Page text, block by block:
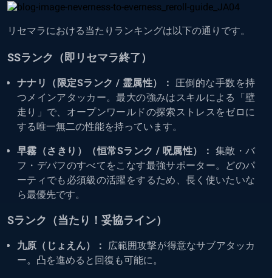
リセマラにおける当たりランキングは以下の通りです。
SSランク（即リセマラ終了）
ナナリ（限定Sランク / 霊属性）：
圧倒的な手数を持
つメインアタッカー。最大の強みはスキルによる「壁
走り」で、オープンワールドの探索ストレスをゼロに
する唯一無二の性能を持っています。
早霧（さきり）（恒常Sランク / 呪属性）： 集敵・バ
フ・デバフのすべてをこなす最強サポーター。どのパ
ーティでも必須級の活躍をするため、長く使いたいな
ら最優先です。
Sランク（当たり！妥協ライン）
九原（じょえん）：
広範囲攻撃が得意なサブアタッカ
ー。凸を進めると回復も可能に。